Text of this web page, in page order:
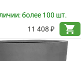
более 100 шт.
11 408 ₽
shopping_cart